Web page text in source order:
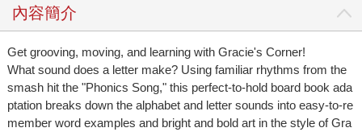
內容簡介
Get grooving, moving, and learning with Gracie's Corner!
What sound does a letter make? Using familiar rhythms from the
smash hit the "Phonics Song," this perfect-to-hold board book ada
ptation breaks down the alphabet and letter sounds into easy-to-re
member word examples and bright and bold art in the style of Gra